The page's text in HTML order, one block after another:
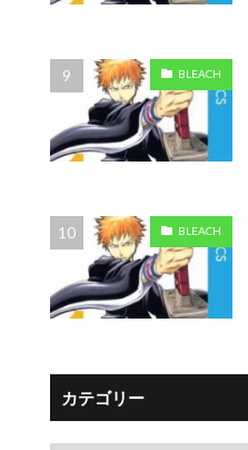
BLEACH
BLEACH
カテゴリー